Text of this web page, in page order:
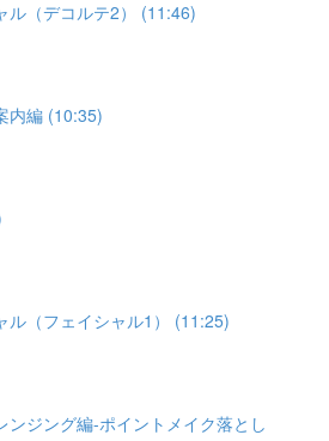
ル（デコルテ2） (11:46)
内編 (10:35)
ル（フェイシャル1） (11:25)
ンジング編-ポイントメイク落とし